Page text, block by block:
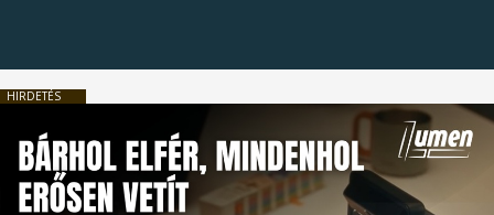
HIRDETÉS